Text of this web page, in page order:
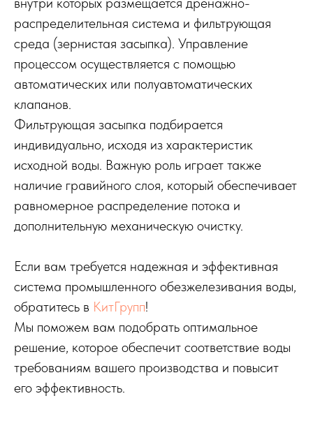
распределительная система и фильтрующая
среда (зернистая засыпка). Управление
процессом осуществляется с помощью
автоматических или полуавтоматических
клапанов.
Фильтрующая засыпка подбирается
индивидуально, исходя из характеристик
исходной воды. Важную роль играет также
наличие гравийного слоя, который обеспечивает
равномерное распределение потока и
дополнительную механическую очистку.
Если вам требуется надежная и эффективная
система промышленного обезжелезивания воды,
обратитесь в КитГрупп!
Мы поможем вам подобрать оптимальное
решение, которое обеспечит соответствие воды
требованиям вашего производства и повысит
его эффективность.